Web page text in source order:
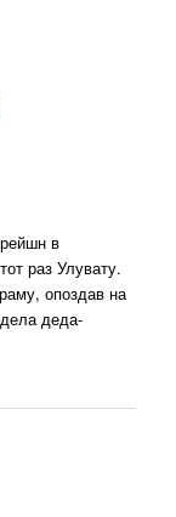
в
раз Улувату.
опоздав на
деда-